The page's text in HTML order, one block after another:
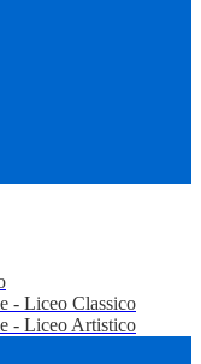
- Liceo Classico
- Liceo Artistico